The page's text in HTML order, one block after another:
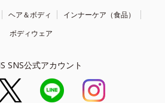
ヘア＆ボディ
インナーケア（食品）
ボディウェア
SNS公式アカウント